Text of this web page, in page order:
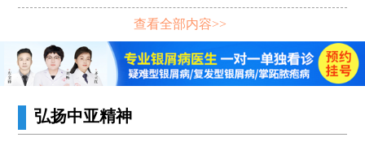
查看全部内容>>
弘扬中亚精神